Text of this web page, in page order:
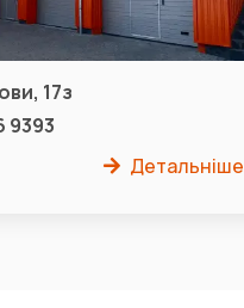
17з
9393
Детальніше